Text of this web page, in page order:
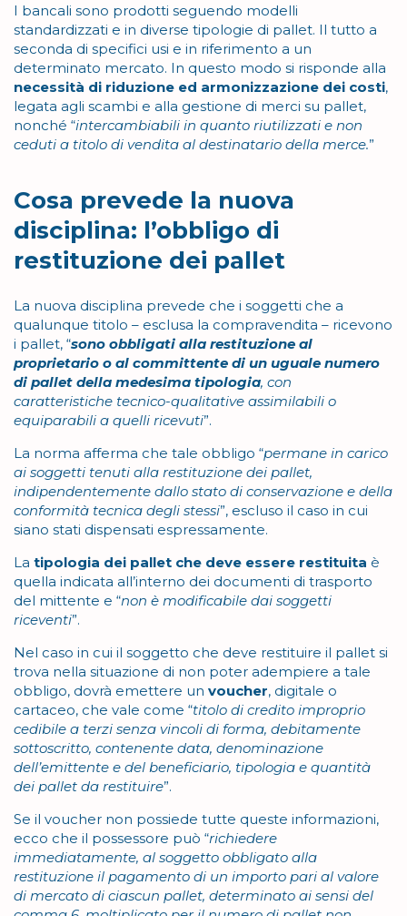
I bancali sono prodotti seguendo modelli
standardizzati e in diverse tipologie di pallet. Il tutto a
seconda di specifici usi e in riferimento a un
determinato mercato. In questo modo si risponde alla
necessità di riduzione ed armonizzazione dei costi,
legata agli scambi e alla gestione di merci su pallet,
nonché “intercambiabili in quanto riutilizzati e non
ceduti a titolo di vendita al destinatario della merce.”
Cosa prevede la nuova
disciplina: l’obbligo di
restituzione dei pallet
La nuova disciplina prevede che i soggetti che a
qualunque titolo – esclusa la compravendita – ricevono
i pallet, “sono obbligati alla restituzione al
proprietario o al committente di un uguale numero
di pallet della medesima tipologia, con
caratteristiche tecnico-qualitative assimilabili o
equiparabili a quelli ricevuti”.
La norma afferma che tale obbligo “permane in carico
ai soggetti tenuti alla restituzione dei pallet,
indipendentemente dallo stato di conservazione e della
conformità tecnica degli stessi”, escluso il caso in cui
siano stati dispensati espressamente.
La tipologia dei pallet che deve essere restituita è
quella indicata all’interno dei documenti di trasporto
del mittente e “non è modificabile dai soggetti
riceventi”.
Nel caso in cui il soggetto che deve restituire il pallet si
trova nella situazione di non poter adempiere a tale
obbligo, dovrà emettere un voucher, digitale o
cartaceo, che vale come “titolo di credito improprio
cedibile a terzi senza vincoli di forma, debitamente
sottoscritto, contenente data, denominazione
dell’emittente e del beneficiario, tipologia e quantità
dei pallet da restituire”.
Se il voucher non possiede tutte queste informazioni,
ecco che il possessore può “richiedere
immediatamente, al soggetto obbligato alla
restituzione il pagamento di un importo pari al valore
di mercato di ciascun pallet, determinato ai sensi del